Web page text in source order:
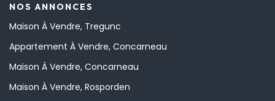
NOS ANNONCES
Maison À Vendre, Tregunc
Appartement À Vendre, Concarneau
Maison À Vendre, Concarneau
Maison À Vendre, Rosporden